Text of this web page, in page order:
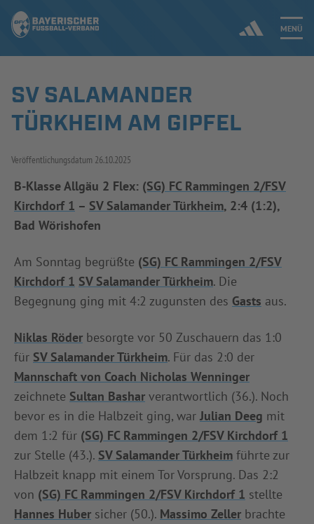
MENÜ
SPIELBETRIEB & VERBANDSLEBEN
DER VERBAND
INFOTHEK SPIELPLUS
SV SALAMANDER
TÜRKHEIM AM GIPFEL
Veröffentlichungsdatum 26.10.2025
B-Klasse Allgäu 2 Flex: (SG) FC Rammingen 2/FSV
Kirchdorf 1 – SV Salamander Türkheim, 2:4 (1:2),
Bad Wörishofen
Am Sonntag begrüßte (SG) FC Rammingen 2/FSV
Kirchdorf 1 SV Salamander Türkheim. Die
Begegnung ging mit 4:2 zugunsten des Gasts aus.
Niklas Röder besorgte vor 50 Zuschauern das 1:0
für SV Salamander Türkheim. Für das 2:0 der
Mannschaft von Coach Nicholas Wenninger
zeichnete Sultan Bashar verantwortlich (36.). Noch
bevor es in die Halbzeit ging, war Julian Deeg mit
dem 1:2 für (SG) FC Rammingen 2/FSV Kirchdorf 1
zur Stelle (43.). SV Salamander Türkheim führte zur
Halbzeit knapp mit einem Tor Vorsprung. Das 2:2
von (SG) FC Rammingen 2/FSV Kirchdorf 1 stellte
Hannes Huber sicher (50.). Massimo Zeller brachte